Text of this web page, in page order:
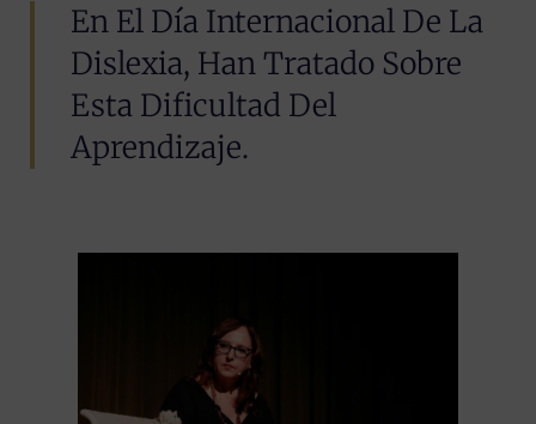
En El Día Internacional De La
Dislexia, Han Tratado Sobre
Esta Dificultad Del
Aprendizaje.